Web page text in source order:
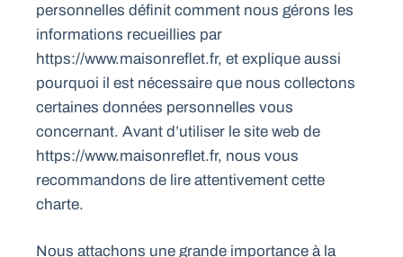
personnelles définit comment nous gérons les
informations recueillies par
https://www.maisonreflet.fr, et explique aussi
pourquoi il est nécessaire que nous collectons
certaines données personnelles vous
concernant. Avant d’utiliser le site web de
https://www.maisonreflet.fr, nous vous
recommandons de lire attentivement cette
charte.
Nous attachons une grande importance à la